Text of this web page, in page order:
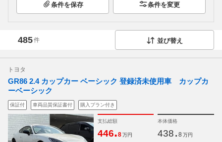
条件を保存 条件を変更
485件 並び替え
トヨタ
GR86 2.4 カップカー ベーシック 登録済未使用車 カップカ
ーベーシック
保証付 車両品質保証書付 購入プラン付き
支払総額
446.8 万円
本体価格
438. 8 万円